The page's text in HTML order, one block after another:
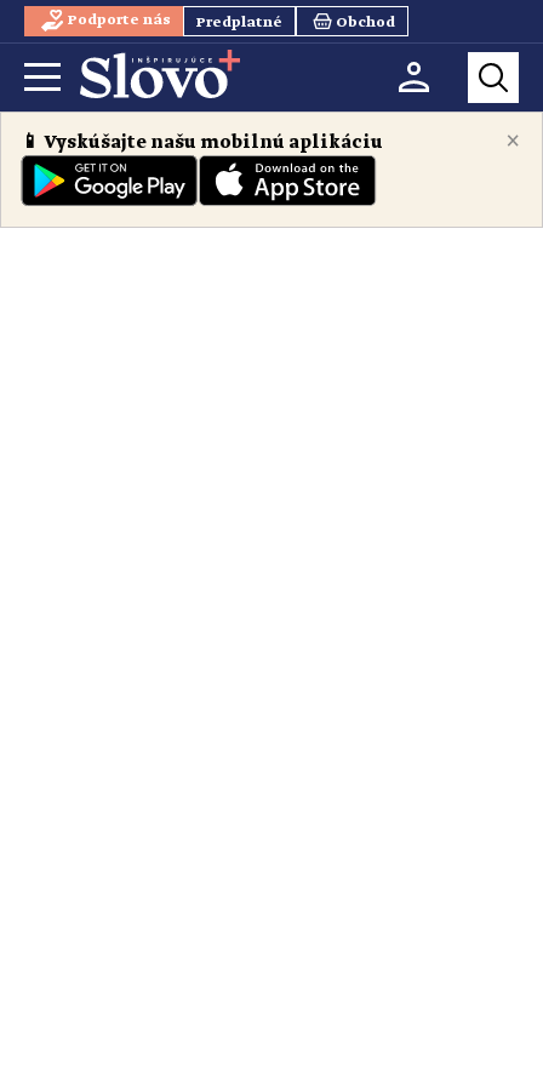
Podporte nás Predplatné Obchod
×
📱 Vyskúšajte našu mobilnú aplikáciu